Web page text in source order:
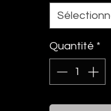
Quantité *